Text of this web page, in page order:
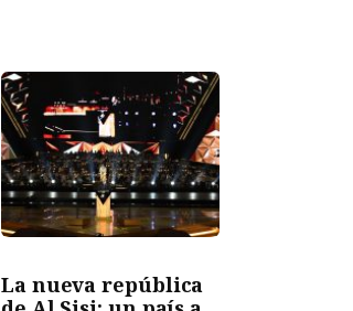
La nueva república